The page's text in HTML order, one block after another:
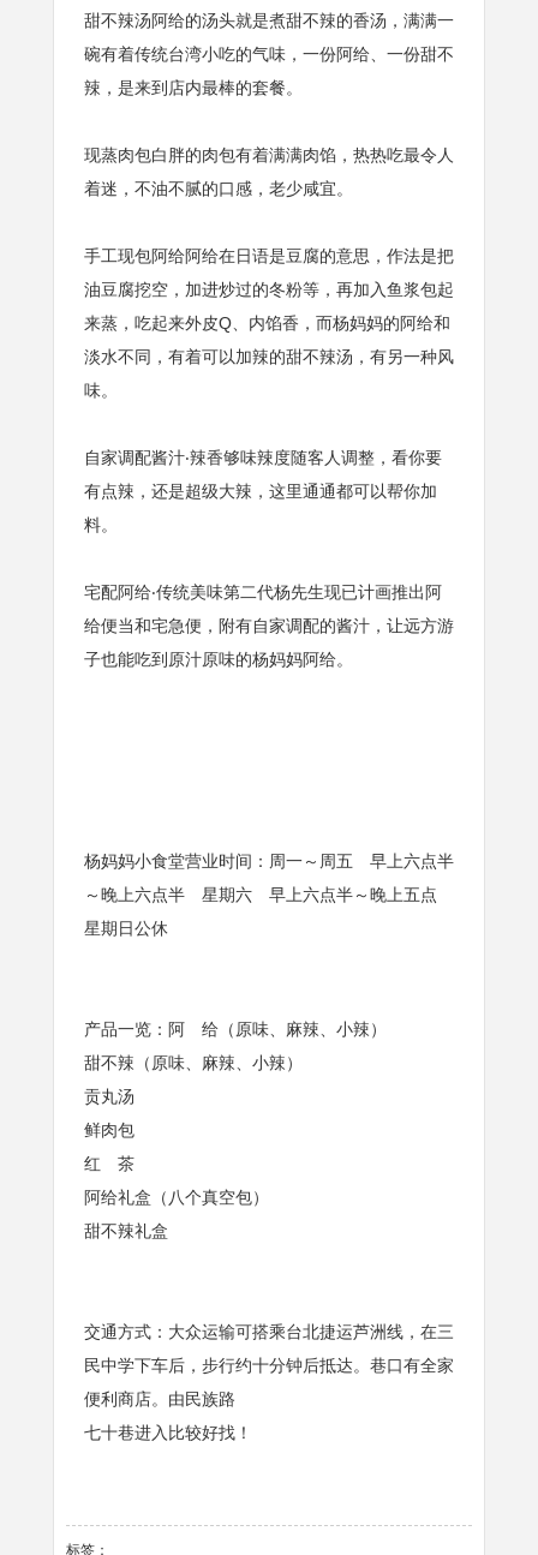
甜不辣汤阿给的汤头就是煮甜不辣的香汤，满满一
碗有着传统台湾小吃的气味，一份阿给、一份甜不
辣，是来到店内最棒的套餐。
现蒸肉包白胖的肉包有着满满肉馅，热热吃最令人
着迷，不油不腻的口感，老少咸宜。
手工现包阿给阿给在日语是豆腐的意思，作法是把
油豆腐挖空，加进炒过的冬粉等，再加入鱼浆包起
来蒸，吃起来外皮Q、内馅香，而杨妈妈的阿给和
淡水不同，有着可以加辣的甜不辣汤，有另一种风
味。
自家调配酱汁‧辣香够味辣度随客人调整，看你要
有点辣，还是超级大辣，这里通通都可以帮你加
料。
宅配阿给‧传统美味第二代杨先生现已计画推出阿
给便当和宅急便，附有自家调配的酱汁，让远方游
子也能吃到原汁原味的杨妈妈阿给。
杨妈妈小食堂营业时间：周一～周五 早上六点半
～晚上六点半 星期六 早上六点半～晚上五点
星期日公休
产品一览：阿 给（原味、麻辣、小辣）
甜不辣（原味、麻辣、小辣）
贡丸汤
鲜肉包
红 茶
阿给礼盒（八个真空包）
甜不辣礼盒
交通方式：大众运输可搭乘台北捷运芦洲线，在三
民中学下车后，步行约十分钟后抵达。巷口有全家
便利商店。由民族路
七十巷进入比较好找！
标签：